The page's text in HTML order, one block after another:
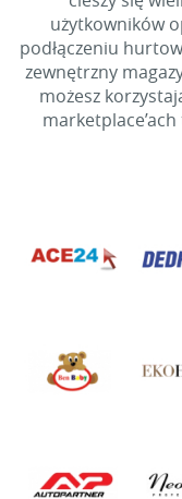
użytkowników
podłączeniu
zewnętrzny
możesz